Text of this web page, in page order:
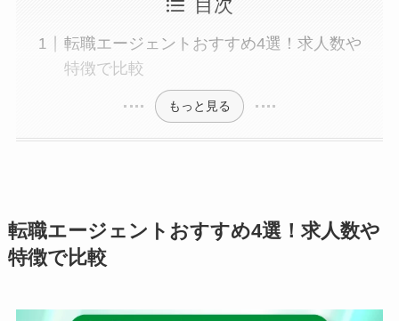
目次
転職エージェントおすすめ4選！求人数や
特徴で比較
もっと見る
転職エージェントおすすめ4選！求人数や
特徴で比較